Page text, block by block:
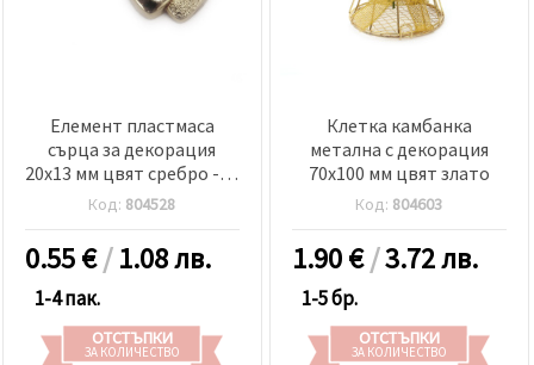
Елемент пластмаса
сърца за декорация
20x13 мм цвят сребро -10
броя
Код: 804528
0.55€/1.08 лв.
1-4 пак.
ОТСТЪПКИ
ЗА КОЛИЧЕСТВО
Клетка камбанка
метална с декорация
70x100 мм цвят злато
Код: 804603
1.90€/3.72 лв.
1-5 бр.
ОТСТЪПКИ
ЗА КОЛИЧЕСТВО